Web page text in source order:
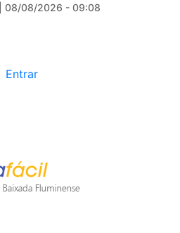
08/08/2026 - 09:08
Entrar